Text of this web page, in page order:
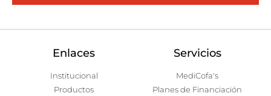
Enlaces
Institucional
Productos
Servicios
MediCofa's
Planes de Financiación